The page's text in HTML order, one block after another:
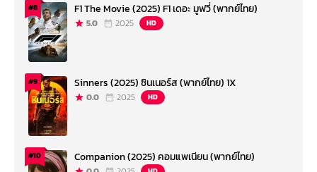
#8 F1 The Movie (2025) F1 เดอะ มูฟวี่ (พากย์ไทย)
5.0 2025 HD
#9 Sinners (2025) ซินเนอร์ส (พากย์ไทย) 1X
0.0 2025 HD
#10 Companion (2025) คอมแพเนียน (พากย์ไทย)